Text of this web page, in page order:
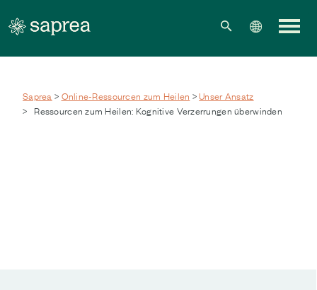
Saprea > Online-Ressourcen zum Heilen >Unser Ansatz
> Ressourcen zum Heilen: Kognitive Verzerrungen überwinden